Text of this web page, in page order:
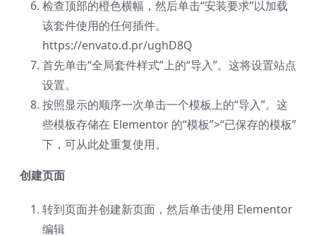
检查顶部的橙色横幅，然后单击“安装要求”以加载
该套件使用的任何插件。
https://envato.d.pr/ughD8Q
首先单击“全局套件样式”上的“导入”。这将设置站点
设置。
按照显示的顺序一次单击一个模板上的“导入”。这
些模板存储在 Elementor 的“模板”>“已保存的模板”
下，可从此处重复使用。
创建页面
转到页面并创建新页面，然后单击使用 Elementor
编辑